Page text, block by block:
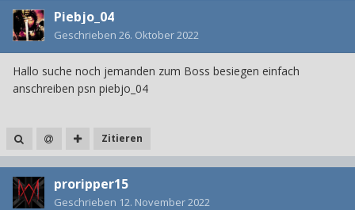
Piebjo_04
Geschrieben 26. Oktober 2022
Hallo suche noch jemanden zum Boss besiegen einfach
anschreiben psn piebjo_04
Zitieren
proripper15
Geschrieben 12. November 2022